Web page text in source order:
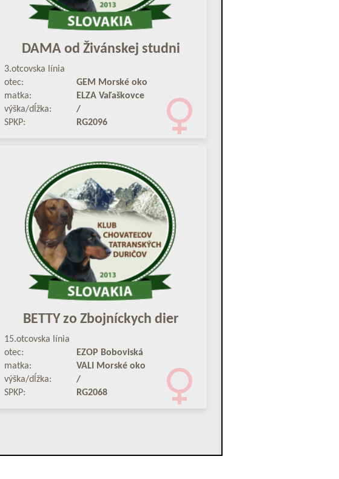
DAMA od Živánskej studni
3.otcovska línia
otec:
GEM Morské oko
matka:
ELZA Vaľaškovce
výška/dĺžka:
/
SPKP:
RG2096
BETTY zo Zbojníckych dier
15.otcovska línia
otec:
EZOP Boboviská
matka:
VALI Morské oko
výška/dĺžka:
/
SPKP:
RG2068